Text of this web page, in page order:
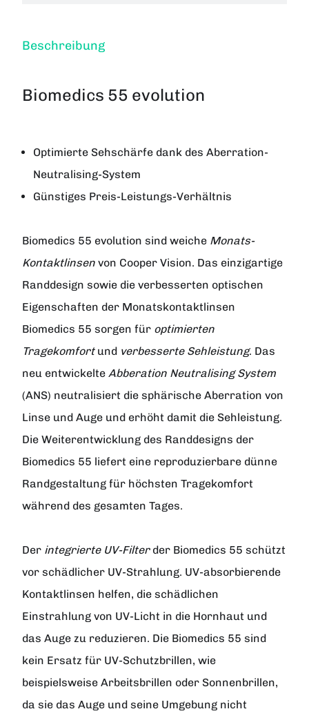
Beschreibung
Biomedics 55 evolution
Optimierte Sehschärfe dank des Aberration-
Neutralising-System
Günstiges Preis-Leistungs-Verhältnis
Biomedics 55 evolution sind weiche Monats-
Kontaktlinsen von Cooper Vision. Das einzigartige
Randdesign sowie die verbesserten optischen
Eigenschaften der Monatskontaktlinsen
Biomedics 55 sorgen für optimierten
Tragekomfortund verbesserte Sehleistung. Das
neu entwickelte Abberation Neutralising System
(ANS) neutralisiert die sphärische Aberration von
Linse und Auge und erhöht damit die Sehleistung.
Die Weiterentwicklung des Randdesigns der
Biomedics 55 liefert eine reproduzierbare dünne
Randgestaltung für höchsten Tragekomfort
während des gesamten Tages.
Der integrierte UV-Filterder Biomedics 55 schützt
vor schädlicher UV-Strahlung. UV-absorbierende
Kontaktlinsen helfen, die schädlichen
Einstrahlung von UV-Licht in die Hornhaut und
das Auge zu reduzieren. Die Biomedics 55 sind
kein Ersatz für UV-Schutzbrillen, wie
beispielsweise Arbeitsbrillen oder Sonnenbrillen,
da sie das Auge und seine Umgebung nicht